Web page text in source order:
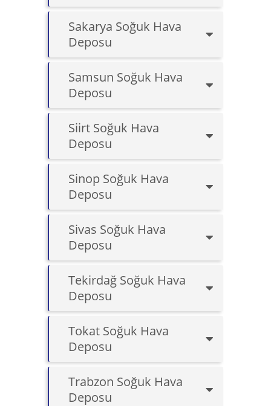
Sakarya Soğuk Hava
Deposu
Samsun Soğuk Hava
Deposu
Siirt Soğuk Hava
Deposu
Sinop Soğuk Hava
Deposu
Sivas Soğuk Hava
Deposu
Tekirdağ Soğuk Hava
Deposu
Tokat Soğuk Hava
Deposu
Trabzon Soğuk Hava
Deposu